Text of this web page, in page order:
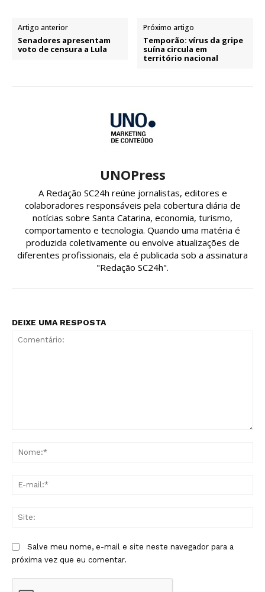
Artigo anterior
Senadores apresentam
voto de censura a Lula
Próximo artigo
Temporão: vírus da gripe
suína circula em
território nacional
UNOPress
A Redação SC24h reúne jornalistas, editores e
colaboradores responsáveis pela cobertura diária de
notícias sobre Santa Catarina, economia, turismo,
comportamento e tecnologia. Quando uma matéria é
produzida coletivamente ou envolve atualizações de
diferentes profissionais, ela é publicada sob a assinatura
"Redação SC24h".
DEIXE UMA RESPOSTA
Salve meu nome, e-mail e site neste navegador para a
próxima vez que eu comentar.